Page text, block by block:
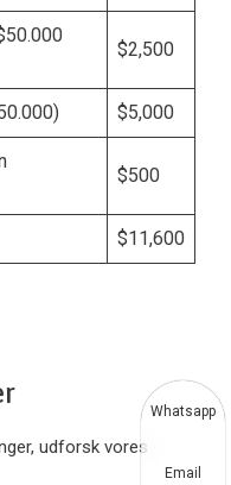
$2,500
$5,000
$500
$11,600
udforsk vores
Whatsapp
Email